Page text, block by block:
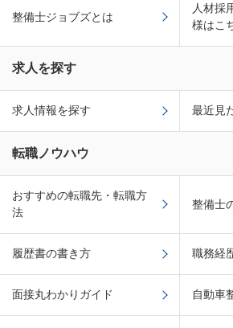
整備士ジョブズとは
人材採
様はこ
求人を探す
求人情報を探す 最近見
転職ノウハウ
おすすめの転職先・転職方
法
整備士
履歴書の書き方 職務経
面接丸わかりガイド 自動車